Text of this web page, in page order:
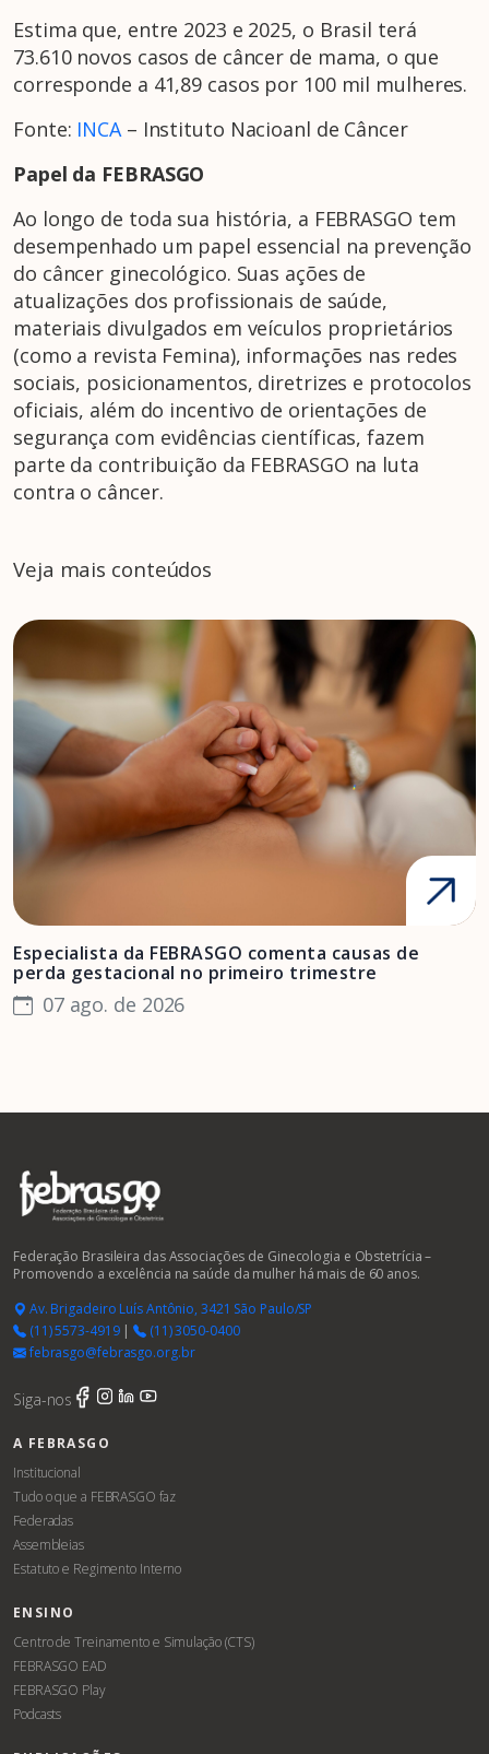
Estima que, entre 2023 e 2025, o Brasil terá
73.610 novos casos de câncer de mama, o que
corresponde a 41,89 casos por 100 mil mulheres.
Fonte: INCA– Instituto Nacioanl de Câncer
Papel da FEBRASGO
Ao longo de toda sua história, a FEBRASGO tem
desempenhado um papel essencial na prevenção
do câncer ginecológico. Suas ações de
atualizações dos profissionais de saúde,
materiais divulgados em veículos proprietários
(como a revista Femina), informações nas redes
sociais, posicionamentos, diretrizes e protocolos
oficiais, além do incentivo de orientações de
segurança com evidências científicas, fazem
parte da contribuição da FEBRASGO na luta
contra o câncer.
Veja mais conteúdos
Especialista da FEBRASGO comenta causas de
perda gestacional no primeiro trimestre
07 ago. de 2026
Federação Brasileira das Associações de Ginecologia e Obstetrícia –
Promovendo a excelência na saúde da mulher há mais de 60 anos.
Av. Brigadeiro Luís Antônio, 3421 São Paulo/SP
(11) 5573-4919|
(11) 3050-0400
febrasgo@febrasgo.org.br
Siga-nos
A FEBRASGO
Institucional
Tudo o que a FEBRASGO faz
Federadas
Assembleias
Estatuto e Regimento Interno
ENSINO
Centro de Treinamento e Simulação (CTS)
FEBRASGO EAD
FEBRASGO Play
Podcasts